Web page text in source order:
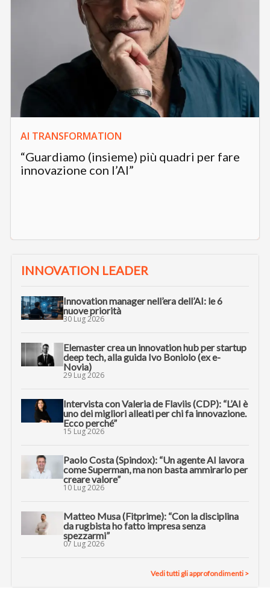
AI TRANSFORMATION
“Guardiamo (insieme) più quadri per fare
innovazione con l’AI”
INNOVATION LEADER
Innovation manager nell’era dell’AI: le 6
nuove priorità
30 Lug 2026
Elemaster crea un innovation hub per startup
deep tech, alla guida Ivo Boniolo (ex e-
Novia)
29 Lug 2026
Intervista con Valeria de Flaviis (CDP): “L’AI è
uno dei migliori alleati per chi fa innovazione.
Ecco perché”
15 Lug 2026
Paolo Costa (Spindox): “Un agente AI lavora
come Superman, ma non basta ammirarlo per
creare valore”
10 Lug 2026
Matteo Musa (Fitprime): “Con la disciplina
da rugbista ho fatto impresa senza
spezzarmi”
07 Lug 2026
Vedi tutti gli approfondimenti >